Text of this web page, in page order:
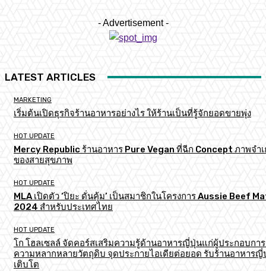
- Advertisement -
LATEST ARTICLES
MARKETING
เริ่มต้นเปิดธุรกิจร้านอาหารอย่างไร ให้ร้านเป็นที่รู้จักยอดขายพุ่ง
HOT UPDATE
Mercy Republic ร้านอาหาร Pure Vegan ที่ฉีก Concept ภาพจำเ
ของสายสุขภาพ
HOT UPDATE
MLA เปิดตัว ‘ปิยะ ดั่นคุ้ม’ เป็นสมาชิกในโครงการ Aussie Beef
2024 สำหรับประเทศไทย
HOT UPDATE
โก โฮลเซลล์ จัดคอร์สเสริมความรู้ด้านอาหารญี่ปุ่นแก่ผู้ประกอบกา
ความหลากหลายวัตถุดิบ จุดประกายไอเดียต่อยอด รับร้านอาหาร
เติบโต